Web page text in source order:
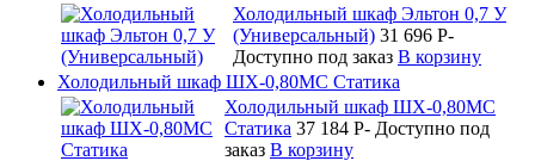
Холодильный шкаф Эльтон 0,7 У
(Универсальный) 31 696 P-
Доступно под заказ В корзину
Холодильный шкаф ШХ-0,80МС Статика
Холодильный шкаф ШХ-0,80МС
Статика 37 184 P- Доступно под
заказ В корзину